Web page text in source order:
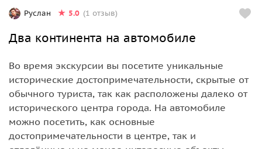
Руслан 5.0 (1 отзыв)
Два континента на автомобиле
Во время экскурсии вы посетите уникальные
исторические достопримечательности, скрытые от
обычного туриста, так как расположены далеко от
исторического центра города. На автомобиле
можно посетить, как основные
достопримечательности в центре, так и